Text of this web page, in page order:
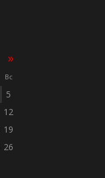
»
Вс
5
12
19
26